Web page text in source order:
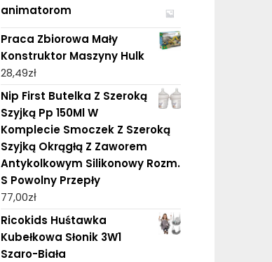
animatorom
Praca Zbiorowa Mały
Konstruktor Maszyny Hulk
28,49zł
Nip First Butelka Z Szeroką
Szyjką Pp 150Ml W
Komplecie Smoczek Z Szeroką
Szyjką Okrągłą Z Zaworem
Antykolkowym Silikonowy Rozm.
S Powolny Przepły
77,00zł
Ricokids Huśtawka
Kubełkowa Słonik 3W1
Szaro-Biała